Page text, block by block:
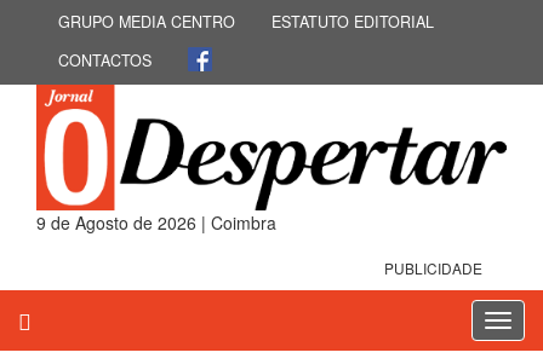
GRUPO MEDIA CENTRO
ESTATUTO EDITORIAL
CONTACTOS
9 de Agosto de 2026 | Coimbra
PUBLICIDADE